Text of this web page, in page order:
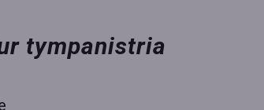
tympanistria